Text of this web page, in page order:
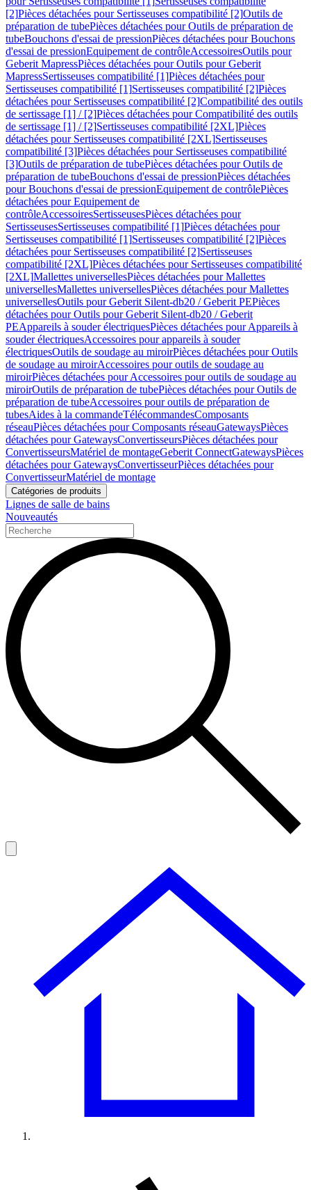
[2]Pièces détachées pour Sertisseuses compatibilité [2]Outils de
préparation de tubePièces détachées pour Outils de préparation de
tubeBouchons d'essai de pressionPièces détachées pour Bouchons
d'essai de pressionEquipement de contrôleAccessoiresOutils pour
Geberit MapressPièces détachées pour Outils pour Geberit
MapressSertisseuses compatibilité [1]Pièces détachées pour
Sertisseuses compatibilité [1]Sertisseuses compatibilité [2]Pièces
détachées pour Sertisseuses compatibilité [2]Compatibilité des outils
de sertissage [1] / [2]Pièces détachées pour Compatibilité des outils
de sertissage [1] / [2]Sertisseuses compatibilité [2XL]Pièces
détachées pour Sertisseuses compatibilité [2XL]Sertisseuses
compatibilité [3]Pièces détachées pour Sertisseuses compatibilité
[3]Outils de préparation de tubePièces détachées pour Outils de
préparation de tubeBouchons d'essai de pressionPièces détachées
pour Bouchons d'essai de pressionEquipement de contrôlePièces
détachées pour Equipement de
contrôleAccessoiresSertisseusesPièces détachées pour
SertisseusesSertisseuses compatibilité [1]Pièces détachées pour
Sertisseuses compatibilité [1]Sertisseuses compatibilité [2]Pièces
détachées pour Sertisseuses compatibilité [2]Sertisseuses
compatibilité [2XL]Pièces détachées pour Sertisseuses compatibilité
[2XL]Mallettes universellesPièces détachées pour Mallettes
universellesMallettes universellesPièces détachées pour Mallettes
universellesOutils pour Geberit Silent-db20 / Geberit PEPièces
détachées pour Outils pour Geberit Silent-db20 / Geberit
PEAppareils à souder électriquesPièces détachées pour Appareils à
souder électriquesAccessoires pour appareils à souder
électriquesOutils de soudage au miroirPièces détachées pour Outils
de soudage au miroirAccessoires pour outils de soudage au
miroirPièces détachées pour Accessoires pour outils de soudage au
miroirOutils de préparation de tubePièces détachées pour Outils de
préparation de tubeAccessoires pour outils de préparation de
tubesAides à la commandeTélécommandesComposants
réseauPièces détachées pour Composants réseauGatewaysPièces
détachées pour GatewaysConvertisseursPièces détachées pour
ConvertisseursMatériel de montageGeberit ConnectGatewaysPièces
détachées pour GatewaysConvertisseurPièces détachées pour
ConvertisseurMatériel de montage
Catégories de produits
Lignes de salle de bains
Nouveautés